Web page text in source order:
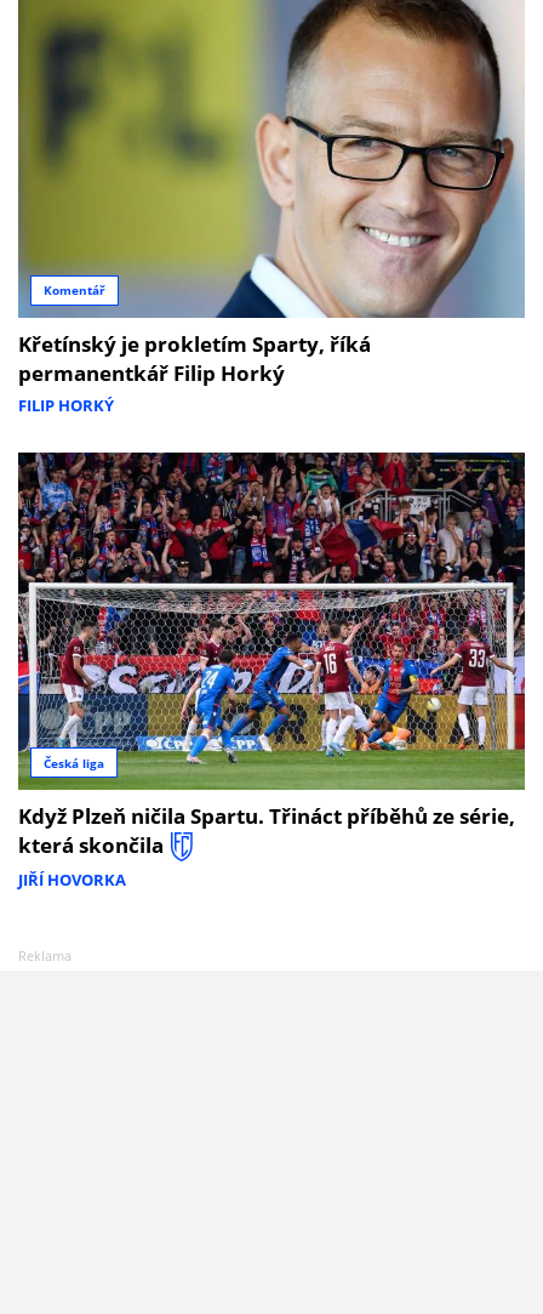
Komentář
Křetínský je prokletím Sparty, říká
permanentkář Filip Horký
FILIP HORKÝ
Česká liga
Když Plzeň ničila Spartu. Třináct příběhů ze série,
která skončila
JIŘÍ HOVORKA